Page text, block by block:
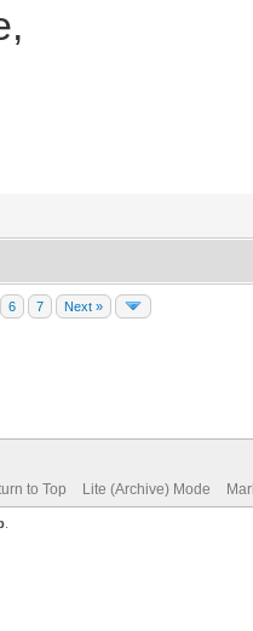
6 7 Next »
to Top Lite (Archive) Mode